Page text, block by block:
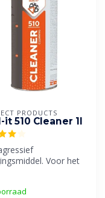
PRODUCTS
it 510 Cleaner 1l
Voor het
en ...